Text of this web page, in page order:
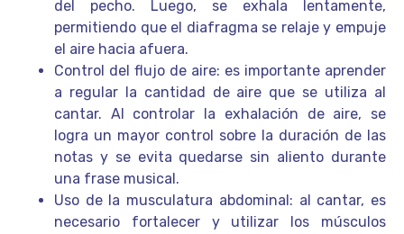
del pecho. Luego, se exhala lentamente,
permitiendo que el diafragma se relaje y empuje
el aire hacia afuera.
Control del flujo de aire: es importante aprender
a regular la cantidad de aire que se utiliza al
cantar. Al controlar la exhalación de aire, se
logra un mayor control sobre la duración de las
notas y se evita quedarse sin aliento durante
una frase musical.
Uso de la musculatura abdominal: al cantar, es
necesario fortalecer y utilizar los músculos